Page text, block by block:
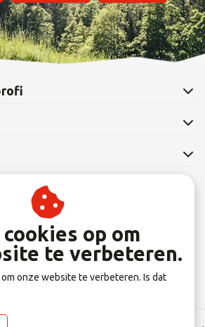
om op de hoogte te blijven.
op om
te verbeteren.
onze website te verbeteren. Is dat